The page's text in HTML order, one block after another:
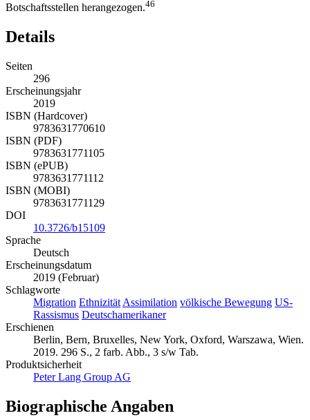
Botschaftsstellen herangezogen.46
Details
Seiten
296
Erscheinungsjahr
2019
ISBN (Hardcover)
9783631770610
ISBN (PDF)
9783631771105
ISBN (ePUB)
9783631771112
ISBN (MOBI)
9783631771129
DOI
10.3726/b15109
Sprache
Deutsch
Erscheinungsdatum
2019 (Februar)
Schlagworte
Migration Ethnizität Assimilation völkische Bewegung US-
Rassismus Deutschamerikaner
Erschienen
Berlin, Bern, Bruxelles, New York, Oxford, Warszawa, Wien.
2019. 296 S., 2 farb. Abb., 3 s/w Tab.
Produktsicherheit
Peter Lang Group AG
Biographische Angaben